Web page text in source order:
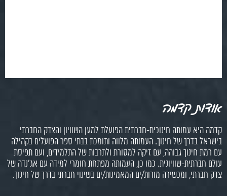
אודות קדמה
קדמה היא עמותה חינוכית-חברתית הפועלת למען השוויון והצדק החברתי
בישראל בדרך של חינוך. העמותה מלווה ותומכת בבתי ספר הפועלים בקהילה
עם רמת חינוך גבוהה, עם זיקה למסורת ולתרבות של התלמידים, ועם תפיסת
עולם חברתית-שוויונית. כמו כן, העמותה מפתחת חומרי למידה עם אג'נדה של
צדק חברתי, ומכשירה מורות/ים המאמינות/ים בשינוי חברתי בדרך של חינוך.